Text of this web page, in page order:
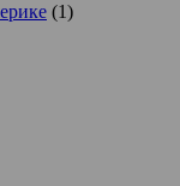
(1)